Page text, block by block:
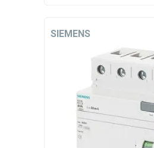
SIEMENS